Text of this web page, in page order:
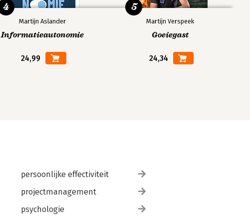
Martijn Aslander
Informatieautonomie
24,99
4
Martijn Verspeek
Goeiegast
24,34
5
persoonlijke effectiviteit
projectmanagement
psychologie